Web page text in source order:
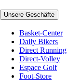
Unsere Geschäfte
Basket-Center
Daily Bikers
Direct Running
Direct-Volley
Espace Golf
Foot-Store